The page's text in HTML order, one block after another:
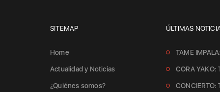
SITEMAP
Home
Actualidad y Noticias
¿Quiénes somos?
ÚLTIMAS
TAME
CORA YAKO:
CONCIERTO: